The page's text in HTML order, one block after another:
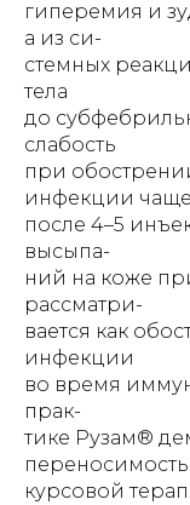
гиперемия и
а из си-
стемных
тела
до
слабость
при
инфекции чаще
после 4–5
высыпа-
ний на коже
рассматри-
вается как
инфекции
во время
прак-
тике Рузам®
переносимость
курсовой